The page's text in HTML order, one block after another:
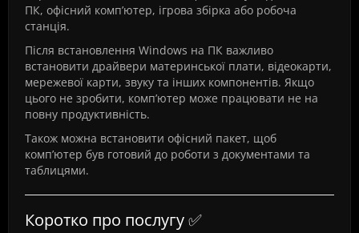
ПК, офісний комп’ютер, ігрова збірка або робоча
станція.
Після встановлення Windows на ПК важливо
встановити драйвери материнської плати, відеокарти,
мережевої карти, звуку та інших компонентів. Якщо
цього не зробити, комп’ютер може працювати не на
повну продуктивність.
Також можна встановити офісний пакет, щоб
комп’ютер був готовий до роботи з документами та
таблицями.
Коротко про послугу ✅